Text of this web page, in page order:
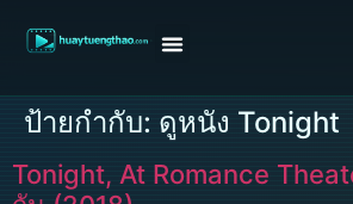
ป้ายกำกับ: ดูหนัง Tonight
Tonight, At Romance